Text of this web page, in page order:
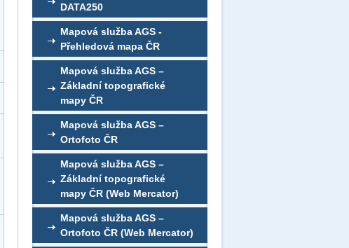
DATA250
Mapová služba AGS -
Přehledová mapa ČR
Mapová služba AGS –
Základní topografické
mapy ČR
Mapová služba AGS –
Ortofoto ČR
Mapová služba AGS –
Základní topografické
mapy ČR (Web Mercator)
Mapová služba AGS –
Ortofoto ČR (Web Mercator)